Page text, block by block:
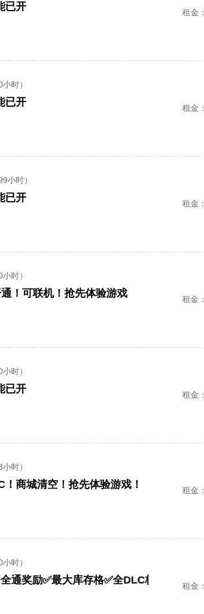
已开 租金：
时）
已开 租金：
小时）
已开 租金：
时）
！可联机！抢先体验游戏 租金：
时）
已开 租金：
时）
商城清空！抢先体验游戏！ 租金：
时）
通奖励✅最大库存格✅全DLC极致体验租金：